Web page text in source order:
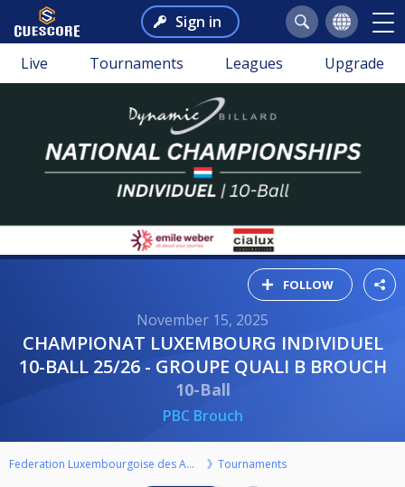
Sign in
Live Tournaments Leagues Upgrade
FOLLOW
November 15, 2025
CHAMPIONAT LUXEMBOURG INDIVIDUEL
10-BALL 25/26 - GROUPE QUALI B BROUCH
10-Ball
PBC Brouch
Federation Luxembourgoise des Amateurs de Billard ASBL Tournaments